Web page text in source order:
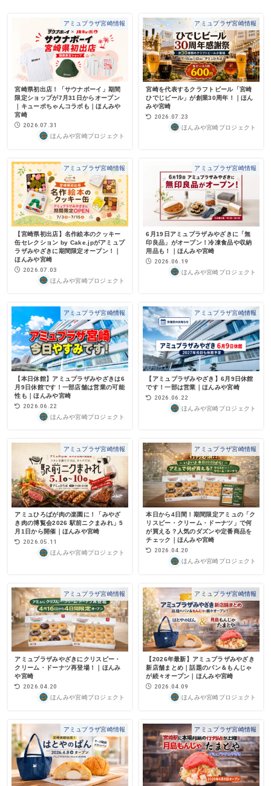
アミュプラザ宮崎情報
宮崎県初出店！「サウナボーイ」期間
限定ショップが7月31日からオープン
｜キューポちゃんコラボも｜ほんみや
宮崎
2026.07.31
ほんみや宮崎プロジェクト
アミュプラザ宮崎情報
宮崎を代表するクラフトビール「宮崎
ひでじビール」が創業30周年！｜ほん
みや宮崎
2026.07.23
ほんみや宮崎プロジェクト
アミュプラザ宮崎情報
【宮崎県初出店】名作絵本のクッキー
缶セレクション by Cake.jpがアミュプ
ラザみやざきに期間限定オープン！｜
ほんみや宮崎
2026.07.03
ほんみや宮崎プロジェクト
アミュプラザ宮崎情報
6月19日アミュプラザみやざきに「無
印良品」がオープン！冷凍食品や収納
用品も！｜ほんみや宮崎
2026.06.19
ほんみや宮崎プロジェクト
アミュプラザ宮崎情報
【本日休館】アミュプラザみやざきは6
月9日休館です！一部店舗は営業の可能
性も｜ほんみや宮崎
2026.06.22
ほんみや宮崎プロジェクト
アミュプラザ宮崎情報
【アミュプラザみやざき】6月9日休館
です！一部は営業｜ほんみや宮崎
2026.06.22
ほんみや宮崎プロジェクト
アミュプラザ宮崎情報
アミュひろばが肉の楽園に！「みやざ
き肉の博覧会2026 駅前ニクまみれ」5
月1日から開催｜ほんみや宮崎
2026.05.11
ほんみや宮崎プロジェクト
アミュプラザ宮崎情報
本日から4日間！期間限定アミュの「ク
リスピー・クリーム・ドーナツ」で何
が買える？人気のダズンや定番商品を
チェック｜ほんみや宮崎
2026.04.20
ほんみや宮崎プロジェクト
アミュプラザ宮崎情報
アミュプラザみやざきにクリスピー・
クリーム・ドーナツ再登場！｜ほんみ
や宮崎
2026.04.20
ほんみや宮崎プロジェクト
アミュプラザ宮崎情報
【2026年最新】アミュプラザみやざき
新店舗まとめ｜話題のパン＆もんじゃ
が続々オープン｜ほんみや宮崎
2026.04.09
ほんみや宮崎プロジェクト
アミュプラザ宮崎情報 アミュプラザ宮崎情報